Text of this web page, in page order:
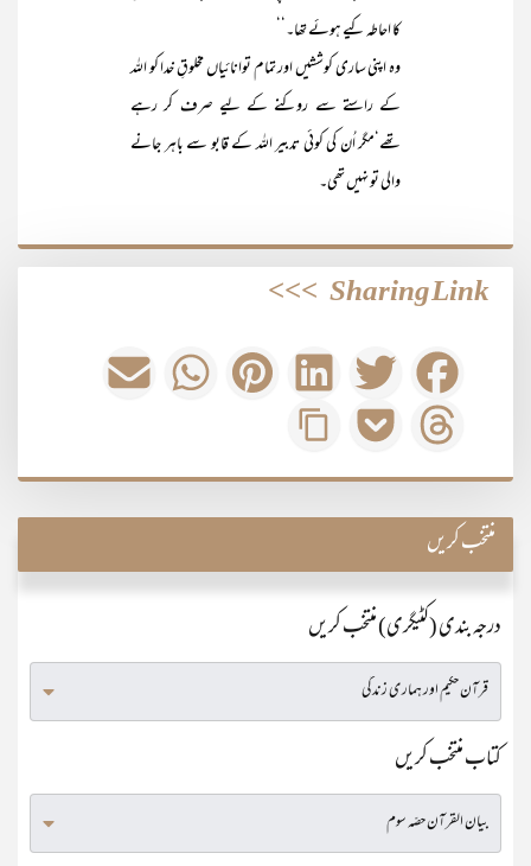
کا احاطہ کیے ہوئے تھا۔‘‘
وہ اپنی ساری کوششیں اور تمام توانائیاں مخلوقِ خدا کو اللہ
کے راستے سے روکنے کے لیے صرف کر رہے
تھے‘مگر اُن کی کوئی تدبیر اللہ کے قابو سے باہر جانے
والی تو نہیں تھی۔
Sharing Link
>>>
منتخب کریں
درجہ بندی (کٹیگری) منتخب کریں
کتاب منتخب کریں